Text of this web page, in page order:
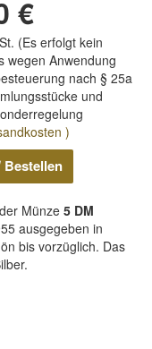
€
(Es erfolgt kein
wegen Anwendung
nach § 25a
und
)
Bestellen
Münze 5 DM
ausgegeben in
bis vorzüglich. Das